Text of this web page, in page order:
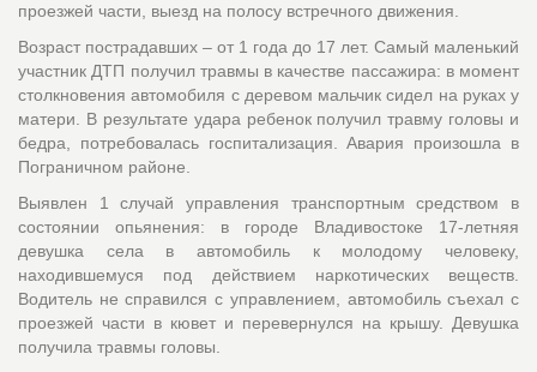
проезжей части, выезд на полосу встречного движения.
Возраст пострадавших – от 1 года до 17 лет. Самый маленький
участник ДТП получил травмы в качестве пассажира: в момент
столкновения автомобиля с деревом мальчик сидел на руках у
матери. В результате удара ребенок получил травму головы и
бедра, потребовалась госпитализация. Авария произошла в
Пограничном районе.
Выявлен 1 случай управления транспортным средством в
состоянии опьянения: в городе Владивостоке 17-летняя
девушка села в автомобиль к молодому человеку,
находившемуся под действием наркотических веществ.
Водитель не справился с управлением, автомобиль съехал с
проезжей части в кювет и перевернулся на крышу. Девушка
получила травмы головы.